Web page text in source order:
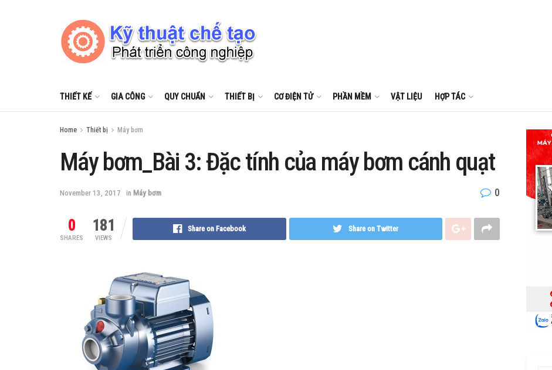
THIẾT KẾ GIA CÔNG QUY CHUẨN THIẾT BỊ CƠ ĐIỆN TỬ PHẦN MỀM VẬT LIỆU HỢP TÁC
Home Thiết bị Máy bơm
Máy bơm_Bài 3: Đặc tính của máy bơm cánh quạt
November 13, 2017 in Máy bơm 0
0
SHARES
181
VIEWS
Share on Facebook Share on Twitter